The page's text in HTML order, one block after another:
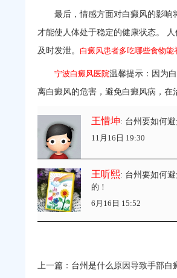
最后，情感方面对白癜风的影响将
才能使人体处于稳定的健康状态。
及时发泄。 白癜风患者多吃哪些食物能
宁波白癜风医院温馨提示：因为
离白癜风的危害，避免白癜风病，在
王惜坤: 台州要如何
11月16日 19:30
王听熙: 台州要如何
的！
6月16日 15:52
上一篇： 台州是什么原因导致手部白